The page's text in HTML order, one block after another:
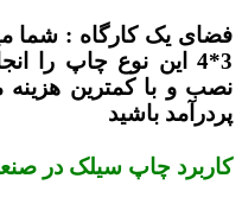
فضای یک کارگاه : شما
3*4 این نوع چاپ
نصب و با کمترین
پردرآمد باشید
کاربرد چاپ سیلک در